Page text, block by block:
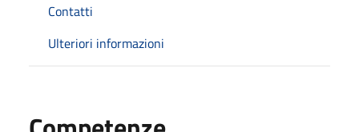
Contatti
Ulteriori informazioni